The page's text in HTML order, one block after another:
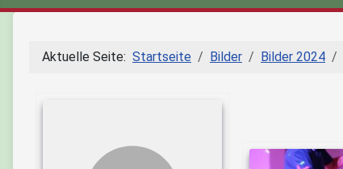
Aktuelle Seite: Startseite Bilder Bilder 2024